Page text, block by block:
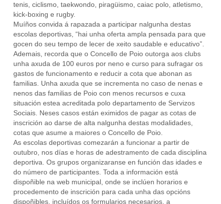
tenis, ciclismo, taekwondo, piragüismo, caiac polo, atletismo,
kick-boxing e rugby.
Muíños convida á rapazada a participar nalgunha destas
escolas deportivas, “hai unha oferta ampla pensada para que
gocen do seu tempo de lecer de xeito saudable e educativo”.
Ademais, recorda que o Concello de Poio outorga aos clubs
unha axuda de 100 euros por neno e curso para sufragar os
gastos de funcionamento e reducir a cota que abonan as
familias. Unha axuda que se incrementa no caso de nenas e
nenos das familias de Poio con menos recursos e cuxa
situación estea acreditada polo departamento de Servizos
Sociais. Neses casos están eximidos de pagar as cotas de
inscrición ao darse de alta nalgunha destas modalidades,
cotas que asume a maiores o Concello de Poio.
As escolas deportivas comezarán a funcionar a partir de
outubro, nos días e horas de adestramento de cada disciplina
deportiva. Os grupos organizaranse en función das idades e
do número de participantes. Toda a información está
dispoñible na web municipal, onde se inclúen horarios e
procedemento de inscrición para cada unha das opcións
dispoñibles, incluídos os formularios necesarios, a